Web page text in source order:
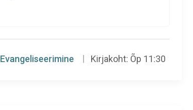
Evangeliseerimine Kirjakoht: Õp 11:30